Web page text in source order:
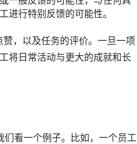
行特别反馈的可能性。
赞，以及任务的评价。一旦一项
将日常活动与更大的成就和长
看一个例子。比如，一个员工